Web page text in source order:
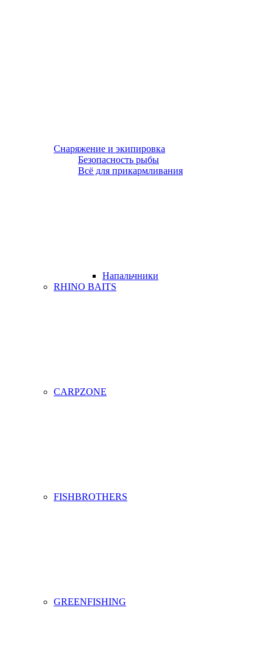
Снаряжение и экипировка
Безопасность рыбы
Всё для прикармливания
Напальчники
RHINO BAITS
CARPZONE
FISHBROTHERS
GREENFISHING